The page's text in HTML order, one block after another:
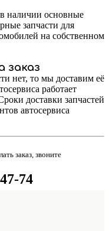
наличии основные
запчасти для
на собственном
заказ
нет, то мы доставим её
работает
доставки запчастей
автосервиса
заказ, звоните
74